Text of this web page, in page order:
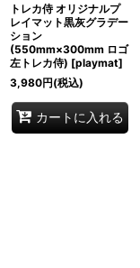
トレカ侍 オリジナルプ
レイマット黒灰グラデー
ション
(550mm×300mm ロゴ
左トレカ侍) [playmat]
3,980円(税込)
カートに入れる